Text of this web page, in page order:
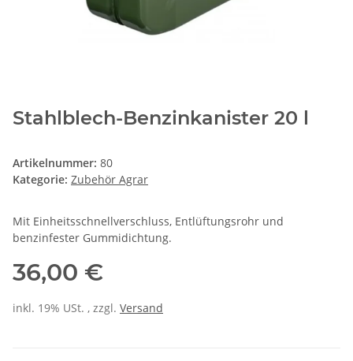
Stahlblech-Benzinkanister 20 l
Artikelnummer: 80
Kategorie: Zubehör Agrar
Mit Einheitsschnellverschluss, Entlüftungsrohr und
benzinfester Gummidichtung.
36,00 €
inkl. 19% USt. , zzgl. Versand